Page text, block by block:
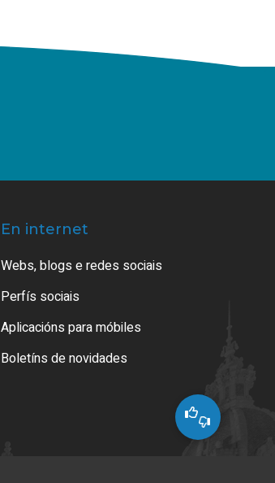
En internet
Webs, blogs e redes sociais
Perfís sociais
Aplicacións para móbiles
Boletíns de novidades